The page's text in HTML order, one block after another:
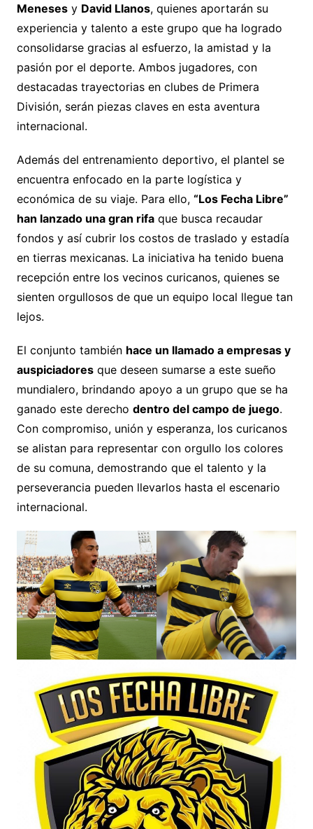
Menesesy David Llanos, quienes aportarán su
experiencia y talento a este grupo que ha logrado
consolidarse gracias al esfuerzo, la amistad y la
pasión por el deporte. Ambos jugadores, con
destacadas trayectorias en clubes de Primera
División, serán piezas claves en esta aventura
internacional.
Además del entrenamiento deportivo, el plantel se
encuentra enfocado en la parte logística y
económica de su viaje. Para ello, “Los Fecha Libre”
han lanzado una gran rifaque busca recaudar
fondos y así cubrir los costos de traslado y estadía
en tierras mexicanas. La iniciativa ha tenido buena
recepción entre los vecinos curicanos, quienes se
sienten orgullosos de que un equipo local llegue tan
lejos.
El conjunto también hace un llamado a empresas y
auspiciadoresque deseen sumarse a este sueño
mundialero, brindando apoyo a un grupo que se ha
ganado este derecho dentro del campo de juego.
Con compromiso, unión y esperanza, los curicanos
se alistan para representar con orgullo los colores
de su comuna, demostrando que el talento y la
perseverancia pueden llevarlos hasta el escenario
internacional.